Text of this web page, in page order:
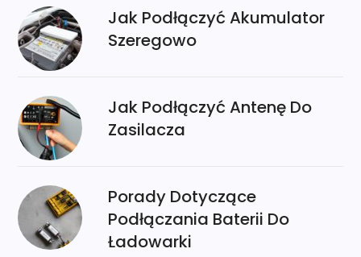
Jak Podłączyć Akumulator
Szeregowo
Jak Podłączyć Antenę Do
Zasilacza
Porady Dotyczące
Podłączania Baterii Do
Ładowarki